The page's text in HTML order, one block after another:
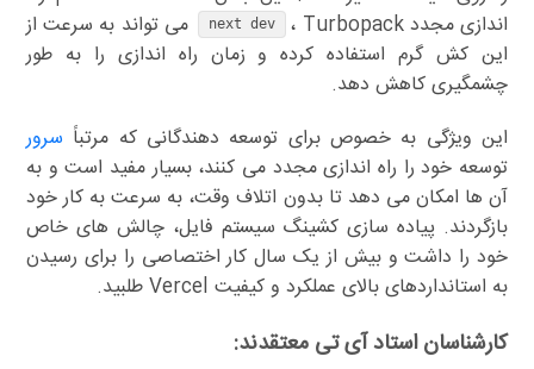
اندازی مجدد
next dev
، Turbopack می تواند به سرعت از
این کش گرم استفاده کرده و زمان راه اندازی را به طور
چشمگیری کاهش دهد.
این ویژگی به خصوص برای توسعه دهندگانی که مرتباً سرور
توسعه خود را راه اندازی مجدد می کنند، بسیار مفید است و به
آن ها امکان می دهد تا بدون اتلاف وقت، به سرعت به کار خود
بازگردند. پیاده سازی کشینگ سیستم فایل، چالش های خاص
خود را داشت و بیش از یک سال کار اختصاصی را برای رسیدن
به استانداردهای بالای عملکرد و کیفیت Vercel طلبید.
کارشناسان استاد آی تی معتقدند: